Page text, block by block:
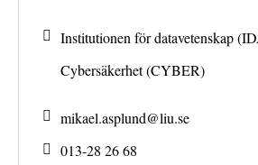
Institutionen för datavetenskap
Cybersäkerhet (CYBER)
mikael.asplund@liu.se
013-28 26 68